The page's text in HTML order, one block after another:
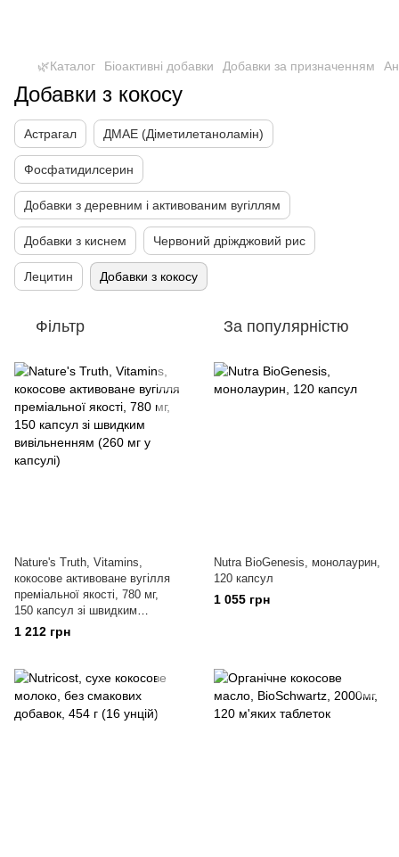
🌿Каталог Біоактивні добавки Добавки за призначенням
Добавки з кокосу
Астрагал ДМАЕ (Діметилетаноламін)
Фосфатидилсерин
Добавки з деревним і активованим вугіллям
Добавки з киснем Червоний дріжджовий рис
Лецитин Добавки з кокосу
Фільтр За популярністю
Nature's Truth, Vitamins,
кокосове активоване вугілля
преміальної якості, 780 мг,
150 капсул зі швидким
вивільненням (260 мг у
капсулі)
1 212 грн
Nutra BioGenesis, монолаурин,
120 капсул
1 055 грн